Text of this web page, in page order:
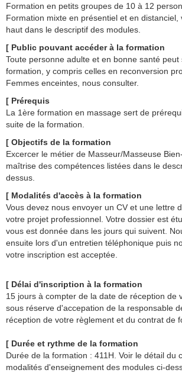
Formation en petits groupes de 10 à 12
Formation mixte en présentiel et en distanciel,
haut dans le descriptif des modules.
[ Public pouvant accéder à la formation
Toute personne adulte et en bonne santé peut
formation, y compris celles en reconversion
Femmes enceintes, nous consulter.
[ Prérequis
La 1ère formation en massage sert de
suite de la formation.
[ Objectifs de la formation
Excercer le métier de Masseur/Masseuse
maîtrise des compétences listées dans le
dessus.
[ Modalités d'accès à la formation
Vous devez nous envoyer un CV et une lettre
votre projet professionnel. Votre dossier est
vous est donnée dans les jours qui suivent.
ensuite lors d'un entretien téléphonique puis
votre inscription est acceptée.
[ Délai d'inscription à la formation
15 jours à compter de la date de réception de
sous réserve d'accepation de la responsable
réception de votre règlement et du contrat de
[ Durée et rythme de la formation
Durée de la formation : 411H. Voir le détail du
modalités d'enseignement des modules ci-